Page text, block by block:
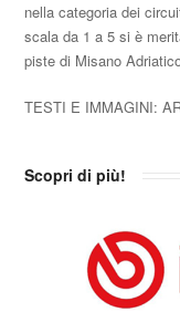
nella categoria dei
scala da 1 a 5 si è
piste di Misano
TESTI E IMMAGINI:
Scopri di più!